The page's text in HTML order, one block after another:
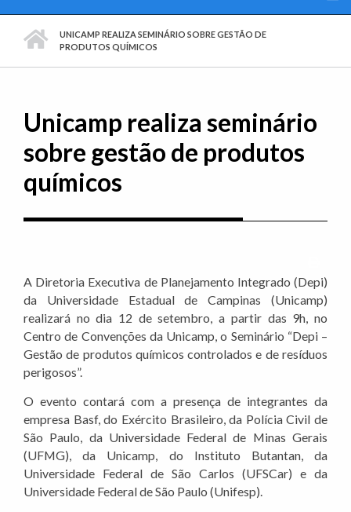
PÁGINA INICIAL
UNICAMP REALIZA SEMINÁRIO SOBRE GESTÃO DE
PRODUTOS QUÍMICOS
Unicamp realiza seminário
sobre gestão de produtos
químicos
A Diretoria Executiva de Planejamento Integrado (Depi)
da Universidade Estadual de Campinas (Unicamp)
realizará no dia 12 de setembro, a partir das 9h, no
Centro de Convenções da Unicamp, o Seminário “Depi –
Gestão de produtos químicos controlados e de resíduos
perigosos”.
O evento contará com a presença de integrantes da
empresa Basf, do Exército Brasileiro, da Polícia Civil de
São Paulo, da Universidade Federal de Minas Gerais
(UFMG), da Unicamp, do Instituto Butantan, da
Universidade Federal de São Carlos (UFSCar) e da
Universidade Federal de São Paulo (Unifesp).